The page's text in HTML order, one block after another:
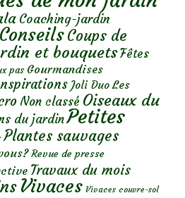
Coaching-jardin
ConseilsCoups de
et bouquetsFêtes
pas Gourmandises
Joli Duo Les
Non classé Oiseaux du
du jardinPetites
Plantes sauvages
Revue de presse
Travaux du mois
Vivaces Vivaces couvre-sol